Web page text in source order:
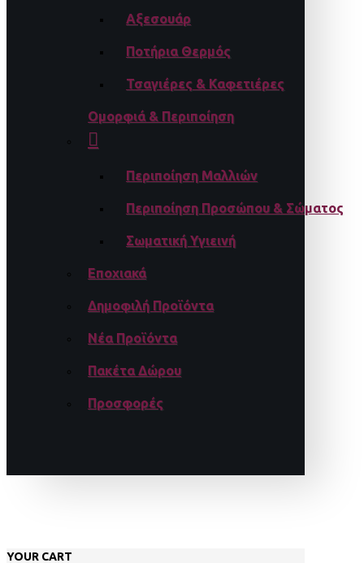
Αξεσουάρ
Ποτήρια Θερμός
Τσαγιέρες & Καφετιέρες
Ομορφιά & Περιποίηση
Περιποίηση Μαλλιών
Περιποίηση Προσώπου & Σώματος
Σωματική Υγιεινή
Εποχιακά
Δημοφιλή Προϊόντα
Νέα Προϊόντα
Πακέτα Δώρου
Προσφορές
YOUR CART